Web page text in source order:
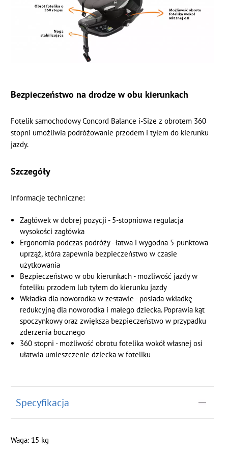
Bezpieczeństwo na drodze w obu kierunkach
Fotelik samochodowy Concord Balance i-Size z obrotem 360
stopni umożliwia podróżowanie przodem i tyłem do kierunku
jazdy.
Szczegóły
Informacje techniczne:
Zagłówek w dobrej pozycji - 5-stopniowa regulacja
wysokości zagłówka
Ergonomia podczas podróży - łatwa i wygodna 5-punktowa
uprząż, która zapewnia bezpieczeństwo w czasie
użytkowania
Bezpieczeństwo w obu kierunkach - możliwość jazdy w
foteliku przodem lub tyłem do kierunku jazdy
Wkładka dla noworodka w zestawie - posiada wkładkę
redukcyjną dla noworodka i małego dziecka. Poprawia kąt
spoczynkowy oraz zwiększa bezpieczeństwo w przypadku
zderzenia bocznego
360 stopni - możliwość obrotu fotelika wokół własnej osi
ułatwia umieszczenie dziecka w foteliku
Specyfikacja
Waga: 15 kg